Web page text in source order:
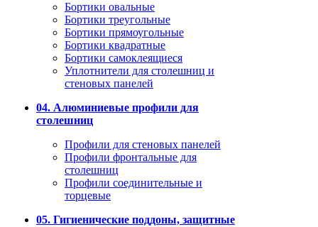
Бортики овальные
Бортики треугольные
Бортики прямоугольные
Бортики квадратные
Бортики самоклеящиеся
Уплотнители для столешниц и
стеновых панелей
04. Алюминиевые профили для
столешниц
Профили для стеновых панелей
Профили фронтальные для
столешниц
Профили соединительные и
торцевые
05. Гигиенические поддоны, защитные